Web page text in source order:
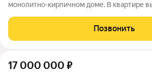
монолитно-кирпичном доме. В квартире
пластиковые стекло-пакеты, балкон
совмещен в кафеле.
Позвонить
17 000 000 ₽